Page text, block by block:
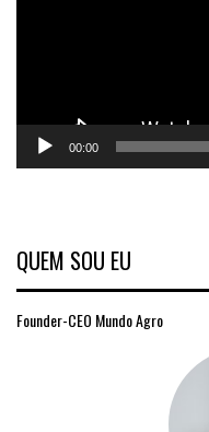
00:00
QUEM SOU EU
Founder-CEO Mundo Agro